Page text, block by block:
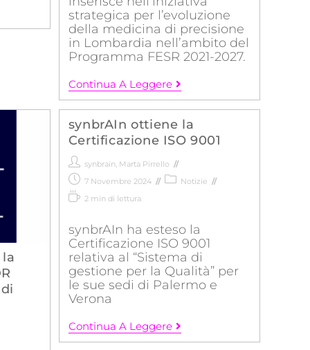
strategica per l’evoluzione
della medicina di precisione
in Lombardia nell’ambito del
Programma FESR 2021-2027.
Continua A Leggere
synbrAIn ottiene la
Certificazione ISO 9001
synbrain, Marta Pirrello
7 Novembre 2024
Notizie
2 min di lettura
synbrAIn ha esteso la
Certificazione ISO 9001
relativa al “Sistema di
gestione per la Qualità” per
le sue sedi di Palermo e
Verona
Continua A Leggere